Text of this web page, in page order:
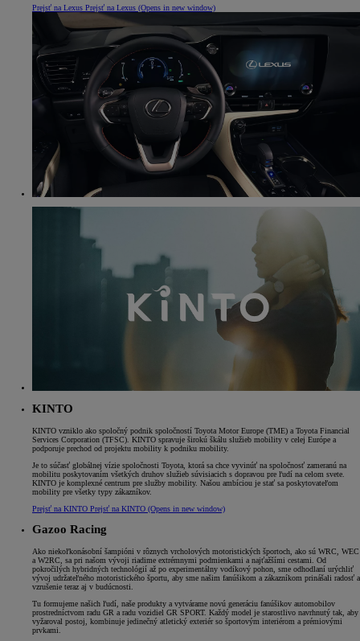
Prejsť na Lexus Prejsť na Lexus (Opens in new window)
KINTO
KINTO vzniklo ako spoločný podnik spoločností Toyota Motor Europe (TME) a Toyota Financial
Services Corporation (TFSC). KINTO spravuje širokú škálu služieb mobility v celej Európe a
podporuje prechod od projektu mobility k podniku mobility.
Je to súčasť globálnej vízie spoločnosti Toyota, ktorá sa chce vyvinúť na spoločnosť zameranú na
mobilitu poskytovaním všetkých druhov služieb súvisiacich s dopravou pre ľudí na celom svete.
KINTO je komplexné centrum pre služby mobility. Našou ambíciou je stať sa poskytovateľom
mobility pre všetky typy zákazníkov.
Prejsť na KINTO Prejsť na KINTO (Opens in new window)
Gazoo Racing
Ako niekoľkonásobní šampióni v rôznych vrcholových motoristických športoch, ako sú WRC, WEC
a W2RC, sa pri našom vývoji riadime extrémnymi podmienkami a najťažšími cestami. Od
pokročilých hybridných technológií až po experimentálny vodíkový pohon, sme odhodlaní urýchliť
vývoj udržateľného motoristického športu, aby sme našim fanúšikom a zákazníkom prinášali radosť a
vzrušenie teraz aj v budúcnosti.
Tu formujeme našich ľudí, naše produkty a vytvárame novú generáciu fanúšikov automobilov
prostredníctvom radu GR a radu vozidiel GR SPORT. Každý model je starostlivo navrhnutý tak, aby
vyžaroval postoj, kombinuje jedinečný atletický exteriér so športovým interiérom a prémiovými
prvkami.